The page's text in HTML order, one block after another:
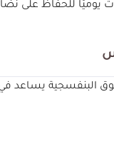
البنفسجية يساعد